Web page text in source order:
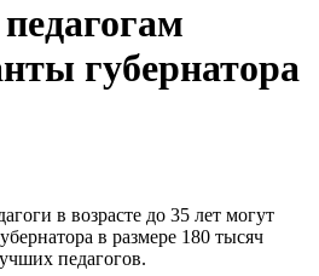
губернатора
в возрасте до 35 лет могут
в размере 180 тысяч
педагогов.